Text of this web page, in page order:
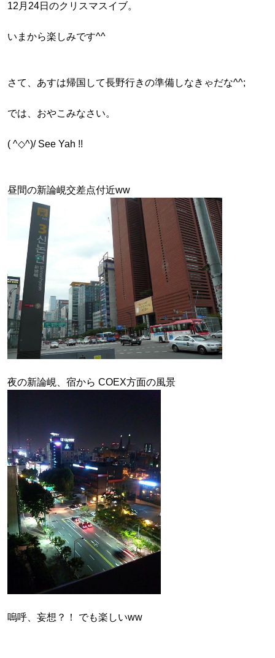
12月24日のクリスマスイブ。
いまから楽しみです^^
さて、あすは帰国して長野行きの準備しなきゃだな^^;
では、おやこみなさい。
( ^◇^)/ See Yah !!
昼間の新論峴交差点付近ww
夜の新論峴、宿から COEX方面の風景
嗚呼、妄想？！ でも楽しいww